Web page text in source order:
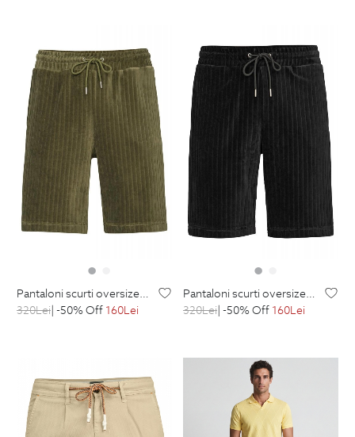
pantaloni scurti oversize kaki uni
320Lei| -50% Off 160Lei
pantaloni scurti oversize negri uni
320Lei| -50% Off 160Lei